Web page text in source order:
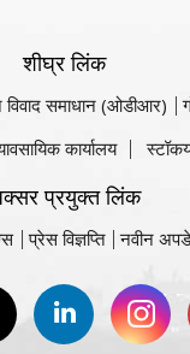
शीघ्र लिंक
विवाद समाधान (ओडीआर)
कार्यालय
प्रयुक्त लिंक
प्रेस विज्ञप्ति नवीन